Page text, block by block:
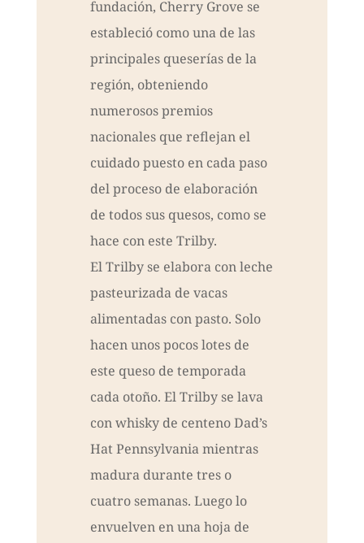
fundación, Cherry Grove se
estableció como una de las
principales queserías de la
región, obteniendo
numerosos premios
nacionales que reflejan el
cuidado puesto en cada paso
del proceso de elaboración
de todos sus quesos, como se
hace con este Trilby.
El Trilby se elabora con leche
pasteurizada de vacas
alimentadas con pasto. Solo
hacen unos pocos lotes de
este queso de temporada
cada otoño. El Trilby se lava
con whisky de centeno Dad’s
Hat Pennsylvania mientras
madura durante tres o
cuatro semanas. Luego lo
envuelven en una hoja de